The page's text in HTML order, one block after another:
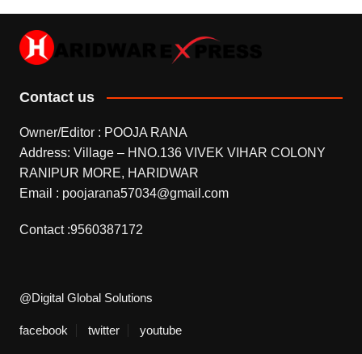
Contact us
Owner/Editor : POOJA RANA
Address: Village – HNO.136 VIVEK VIHAR COLONY
RANIPUR MORE, HARIDWAR
Email : poojarana57034@gmail.com
Contact :9560387172
@Digital Global Solutions
facebook twitter youtube